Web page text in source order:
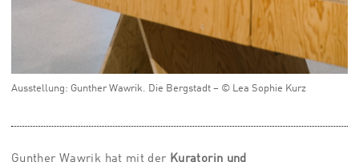
Ausstellung: Gunther Wawrik. Die Bergstadt – © Lea Sophie Kurz
Gunther Wawrik hat mit der Kuratorin und